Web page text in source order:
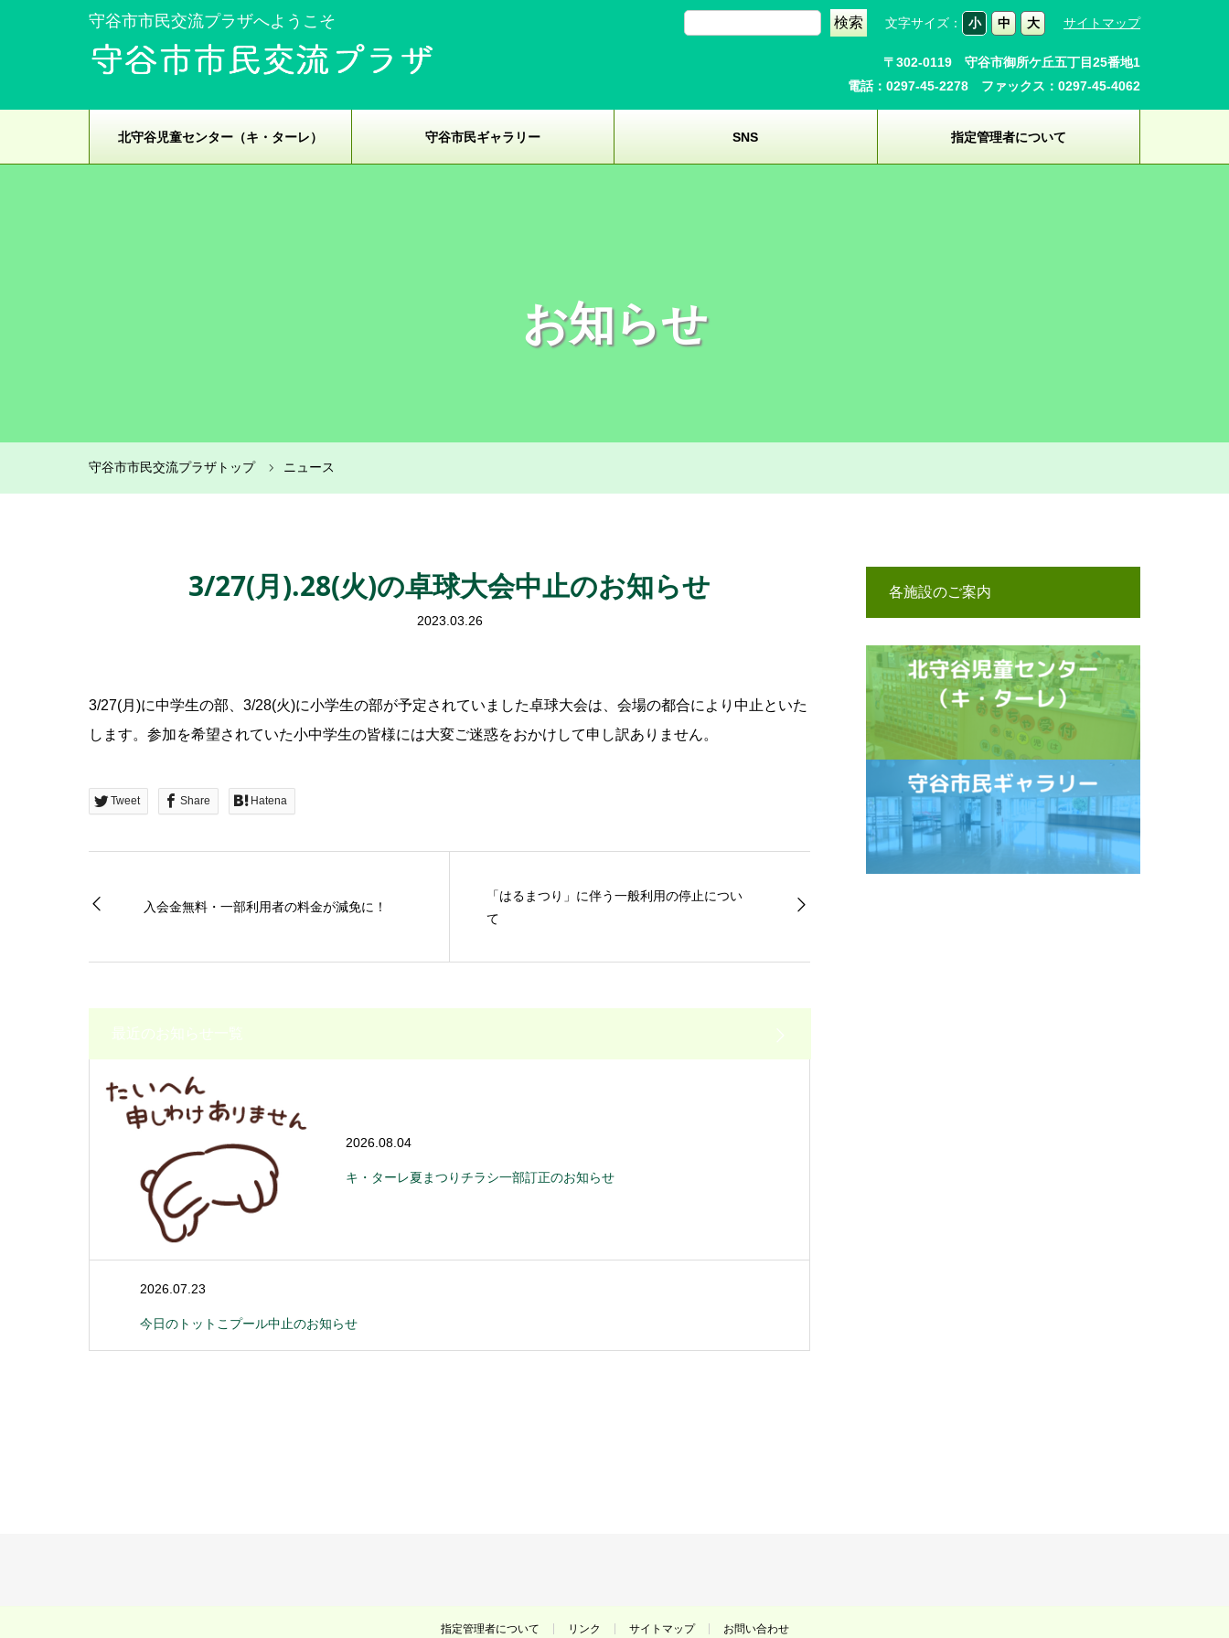
守谷市市民交流プラザへようこそ 文字サイズ： 小 中 大 サイトマップ
〒302-0119 守谷市御所ケ丘五丁目25番地1
電話：0297-45-2278 ファックス：0297-45-4062
北守谷児童センター（キ・ターレ） 守谷市民ギャラリー SNS 指定管理者について
お知らせ
守谷市市民交流プラザトップ ニュース
3/27(月).28(火)の卓球大会中止のお知らせ
2023.03.26
3/27(月)に中学生の部、3/28(火)に小学生の部が予定されていました卓球大会は、会場の都合により中止といた
します。参加を希望されていた小中学生の皆様には大変ご迷惑をおかけして申し訳ありません。
Tweet Share Hatena
入会金無料・一部利用者の料金が減免に！
「はるまつり」に伴う一般利用の停止につい
て
最近のお知らせ一覧
2026.08.04
キ・ターレ夏まつりチラシ一部訂正のお知らせ
2026.07.23
今日のトットこプール中止のお知らせ
各施設のご案内
指定管理者について リンク サイトマップ お問い合わせ